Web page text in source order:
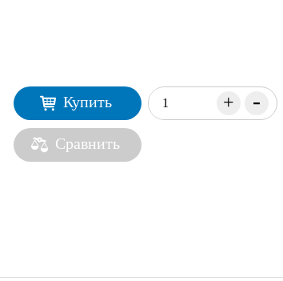
+ -
Купить
Сравнить